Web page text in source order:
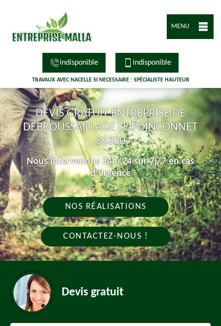
MENU
indisponible indisponible
TRAVAUX AVEC NACELLE SI NECESSAIRE : SPÉCIALISTE HAUTEUR
DEVIS GRATUIT ENTREPRISE DE
DÉBROUSSAILLAGE LE POINCONNET
36330
Nous intervenons 24h/24 sur 7j/7 en cas
d'urgence
NOS RÉALISATIONS
CONTACTEZ-NOUS !
Devis gratuit